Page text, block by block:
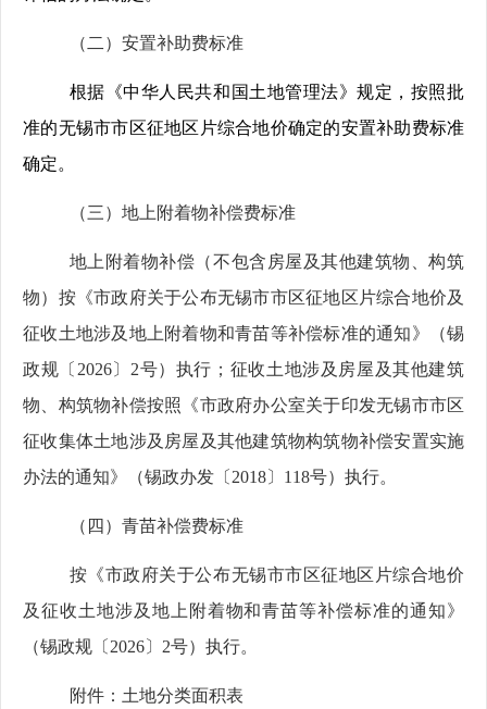
（二）安置补助费标准
根据《中华人民共和国土地管理法》规定，按照批
准的无锡市市区征地区片综合地价确定的安置补助费标准
确定。
（三）地上附着物补偿费标准
地上附着物补偿（不包含房屋及其他建筑物、构筑
物）按《市政府关于公布无锡市市区征地区片综合地价及
征收土地涉及地上附着物和青苗等补偿标准的通知》（锡
政规〔 2026〕 2号）执行；征收土地涉及房屋及其他建筑
物、构筑物补偿按照《市政府办公室关于印发无锡市市区
征收集体土地涉及房屋及其他建筑物构筑物补偿安置实施
办法的通知》（锡政办发〔 2018〕 118号）执行。
（四）青苗补偿费标准
按《市政府关于公布无锡市市区征地区片综合地价
及征收土地涉及地上附着物和青苗等补偿标准的通知》
（锡政规〔 2026〕 2号）执行。
附件：土地分类面积表